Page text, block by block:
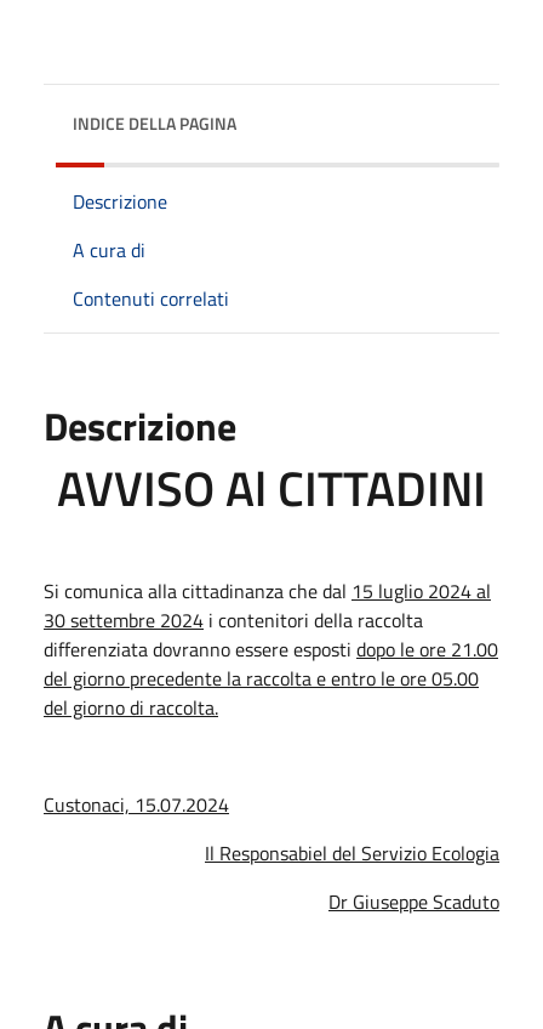
INDICE DELLA PAGINA
Descrizione
A cura di
Contenuti correlati
Descrizione
AVVISO Al CITTADINI
Si comunica alla cittadinanza che dal 15 luglio 2024 al
30 settembre 2024 i contenitori della raccolta
differenziata dovranno essere esposti dopo le ore 21.00
del giorno precedente la raccolta e entro le ore 05.00
del giorno di raccolta.
Custonaci, 15.07.2024
Il Responsabiel del Servizio Ecologia
Dr Giuseppe Scaduto